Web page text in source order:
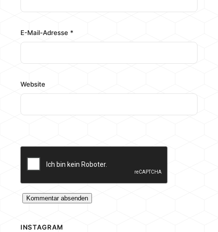
E-Mail-Adresse *
Website
INSTAGRAM